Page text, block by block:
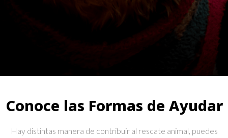
Conoce las Formas de Ayudar
Hay distintas manera de contribuir al rescate animal, puedes